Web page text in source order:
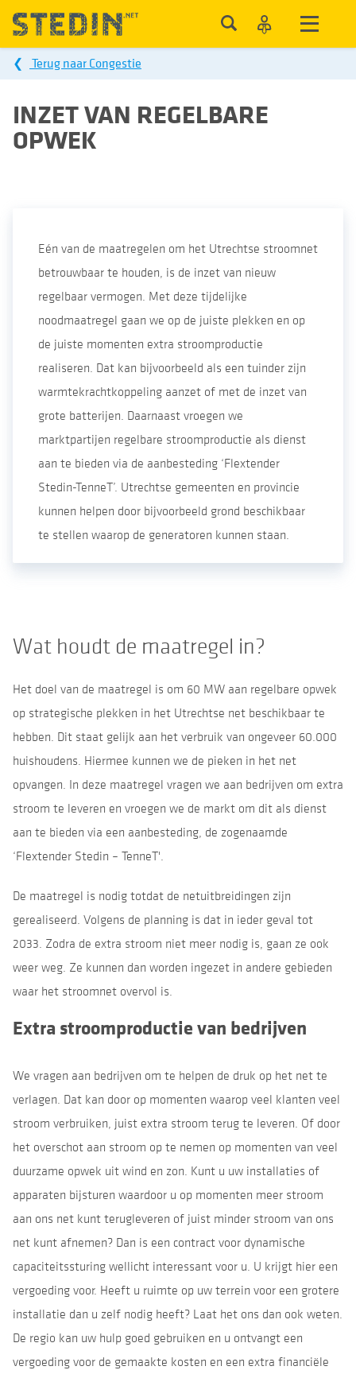
❮ Terug naar Congestie
INZET VAN REGELBARE
OPWEK
Eén van de maatregelen om het Utrechtse stroomnet
betrouwbaar te houden, is de inzet van nieuw
regelbaar vermogen. Met deze tijdelijke
noodmaatregel gaan we op de juiste plekken en op
de juiste momenten extra stroomproductie
realiseren. Dat kan bijvoorbeeld als een tuinder zijn
warmtekrachtkoppeling aanzet of met de inzet van
grote batterijen. Daarnaast vroegen we
marktpartijen regelbare stroomproductie als dienst
aan te bieden via de aanbesteding ‘Flextender
Stedin-TenneT’. Utrechtse gemeenten en provincie
kunnen helpen door bijvoorbeeld grond beschikbaar
te stellen waarop de generatoren kunnen staan.
Wat houdt de maatregel in?
Het doel van de maatregel is om 60 MW aan regelbare opwek
op strategische plekken in het Utrechtse net beschikbaar te
hebben. Dit staat gelijk aan het verbruik van ongeveer 60.000
huishoudens. Hiermee kunnen we de pieken in het net
opvangen. In deze maatregel vragen we aan bedrijven om extra
stroom te leveren en vroegen we de markt om dit als dienst
aan te bieden via een aanbesteding, de zogenaamde
‘Flextender Stedin – TenneT'.
De maatregel is nodig totdat de netuitbreidingen zijn
gerealiseerd. Volgens de planning is dat in ieder geval tot
2033. Zodra de extra stroom niet meer nodig is, gaan ze ook
weer weg. Ze kunnen dan worden ingezet in andere gebieden
waar het stroomnet overvol is.
Extra stroomproductie van bedrijven
We vragen aan bedrijven om te helpen de druk op het net te
verlagen. Dat kan door op momenten waarop veel klanten veel
stroom verbruiken, juist extra stroom terug te leveren. Of door
het overschot aan stroom op te nemen op momenten van veel
duurzame opwek uit wind en zon. Kunt u uw installaties of
apparaten bijsturen waardoor u op momenten meer stroom
aan ons net kunt terugleveren of juist minder stroom van ons
net kunt afnemen? Dan is een contract voor dynamische
capaciteitssturing wellicht interessant voor u. U krijgt hier een
vergoeding voor. Heeft u ruimte op uw terrein voor een grotere
installatie dan u zelf nodig heeft? Laat het ons dan ook weten.
De regio kan uw hulp goed gebruiken en u ontvangt een
vergoeding voor de gemaakte kosten en een extra financiële